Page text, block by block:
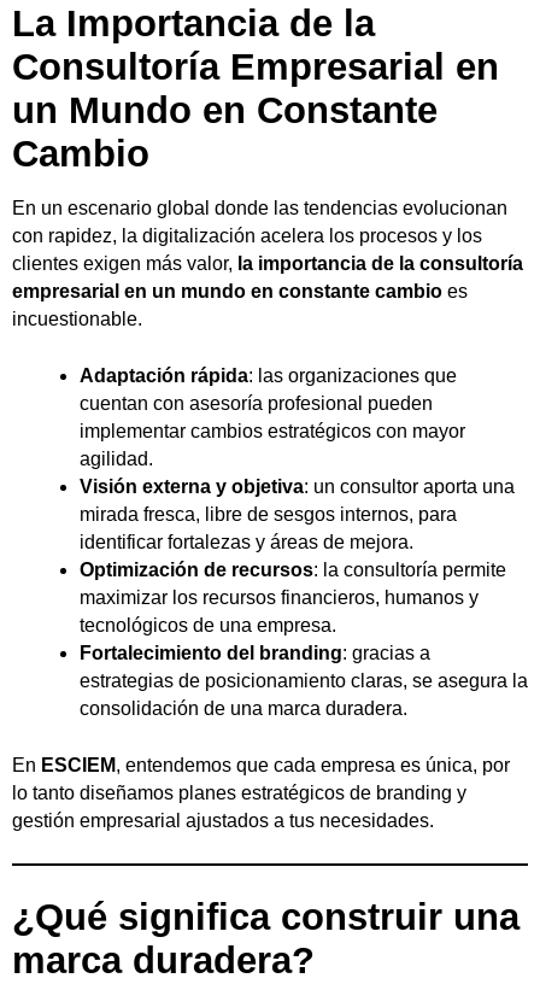
La Importancia de la
Consultoría Empresarial en
un Mundo en Constante
Cambio
En un escenario global donde las tendencias evolucionan
con rapidez, la digitalización acelera los procesos y los
clientes exigen más valor, la importancia de la consultoría
empresarial en un mundo en constante cambio es
incuestionable.
Adaptación rápida: las organizaciones que
cuentan con asesoría profesional pueden
implementar cambios estratégicos con mayor
agilidad.
Visión externa y objetiva: un consultor aporta una
mirada fresca, libre de sesgos internos, para
identificar fortalezas y áreas de mejora.
Optimización de recursos: la consultoría permite
maximizar los recursos financieros, humanos y
tecnológicos de una empresa.
Fortalecimiento del branding: gracias a
estrategias de posicionamiento claras, se asegura la
consolidación de una marca duradera.
En ESCIEM, entendemos que cada empresa es única, por
lo tanto diseñamos planes estratégicos de branding y
gestión empresarial ajustados a tus necesidades.
¿Qué significa construir una
marca duradera?